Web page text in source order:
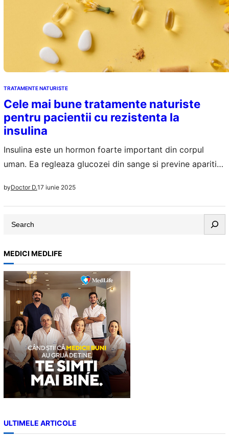
TRATAMENTE NATURISTE
Cele mai bune tratamente naturiste
pentru pacientii cu rezistenta la
insulina
Insulina este un hormon foarte important din corpul
uman. Ea regleaza glucozei din sange si previne aparitia
rezistenta la insulina si efectele sale nu mai sunt cele
asteptate va fi nevoie de o interventie rapida pentru a nu
se ajunge la complicatii nedorite si la diabet de tip…
byDoctor D.17 iunie 2025
a
r
c
h
MEDICI MEDLIFE
ULTIMELE ARTICOLE